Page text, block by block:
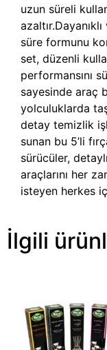
uzun süreli
süre formunu
set, düzenli
performansını
sayesinde araç
yolculuklarda
detay temizlik
sunan bu 5’li
sürücüler,
araçlarını her
isteyen herkes
İlgili